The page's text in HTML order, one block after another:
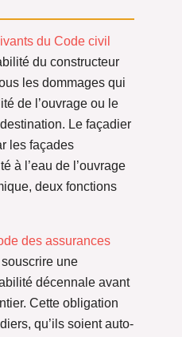
du Code civil
du constructeur
les dommages qui
de l’ouvrage ou le
Le façadier
les façades
à l’eau de l’ouvrage
deux fonctions
des assurances
une
décennale avant
Cette obligation
qu’ils soient auto-